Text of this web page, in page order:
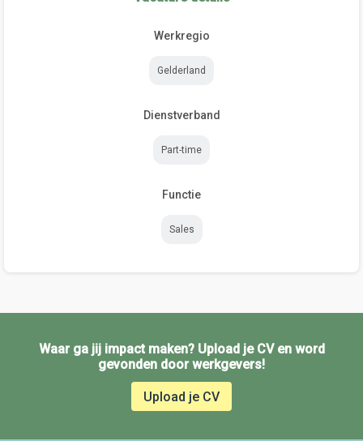
Werkregio
Gelderland
Dienstverband
Part-time
Functie
Sales
Waar ga jij impact maken? Upload je CV en word
gevonden door werkgevers!
Upload je CV